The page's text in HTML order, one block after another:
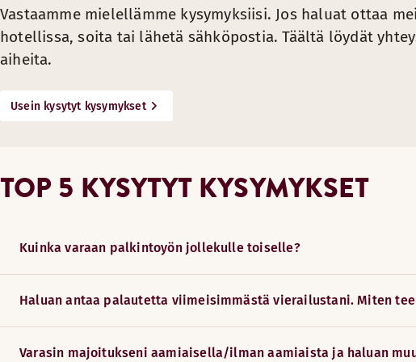
Vastaamme mielellämme kysymyksiisi. Jos haluat ottaa
hotellissa, soita tai lähetä sähköpostia. Täältä löydät
aiheita.
Usein kysytyt kysymykset
TOP 5 KYSYTYT KYSYMYKSET
Kuinka varaan palkintoyön jollekulle toiselle?
Haluan antaa palautetta viimeisimmästä vierailustani. Miten
Varasin majoitukseni aamiaisella/ilman aamiaista ja haluan
2) Yli yhdeksän huoneen varauksia
3) Alle 1 €:n, 10 SEK/NOK/DKK:n tai 4 PLN:n hintaeroja
5) ”Huutokauppa-alennukset”, joita on tarjolla muilla nettisivuilla.
TAKUU ON VOIMASSA, KUN SEURAAVAT
4) Sama määrä huoneita
6) Sama saapumispäivä